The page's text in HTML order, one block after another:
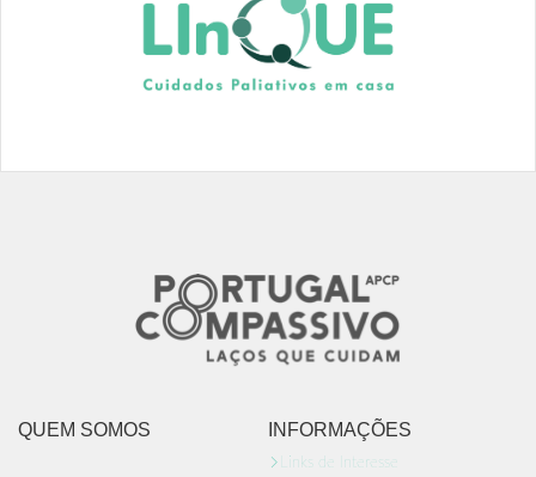
INFORMAÇÕES
Links de Interesse
QUEM SOMOS